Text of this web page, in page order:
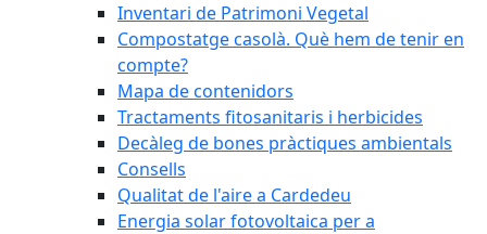
Inventari de Patrimoni Vegetal
Compostatge casolà. Què hem de tenir en
compte?
Mapa de contenidors
Tractaments fitosanitaris i herbicides
Decàleg de bones pràctiques ambientals
Consells
Qualitat de l'aire a Cardedeu
Energia solar fotovoltaica per a